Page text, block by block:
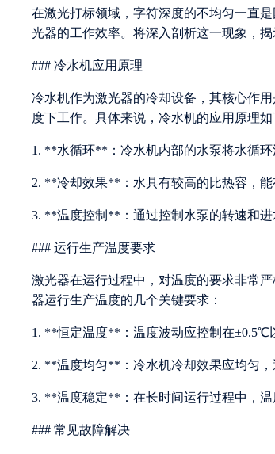
在激光打标领域，字符深度的不均匀一直
光器的工作效率。将深入剖析这一现象，
### 冷水机应用原理
冷水机作为激光器的冷却设备，其核心作
度下工作。具体来说，冷水机的应用原理如
1. **水循环**：冷水机内部的水泵将水循环
2. **冷却效果**：水具有较高的比热容，能
3. **温度控制**：通过控制水泵的转速和进
### 运行生产温度要求
激光器在运行过程中，对温度的要求非常
器运行生产温度的几个关键要求：
1. **恒定温度**：温度波动应控制在±0.5℃
2. **温度均匀**：冷水机冷却效果应均匀，
3. **温度稳定**：在长时间运行过程中，温
### 常见故障解决